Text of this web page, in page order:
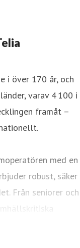
i över 170 år, och
varav 4 100 i
framåt –
med en
robust, säker
Från seniorer och
kraft i
Med